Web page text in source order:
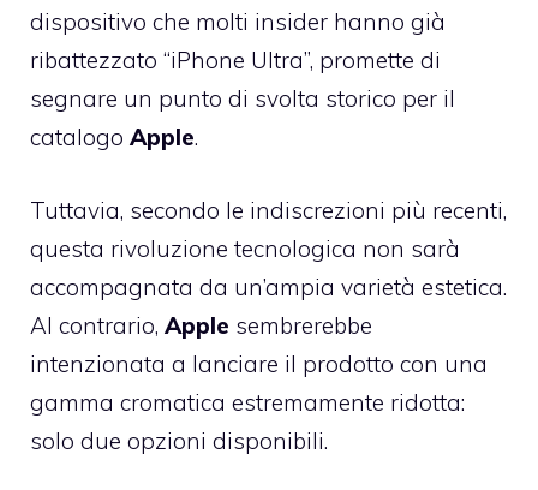
dispositivo che molti insider hanno già
ribattezzato “iPhone Ultra”, promette di
segnare un punto di svolta storico per il
catalogo Apple.
Tuttavia, secondo le indiscrezioni più recenti,
questa rivoluzione tecnologica non sarà
accompagnata da un’ampia varietà estetica.
Al contrario, Apple sembrerebbe
intenzionata a lanciare il prodotto con una
gamma cromatica estremamente ridotta:
solo due opzioni disponibili.